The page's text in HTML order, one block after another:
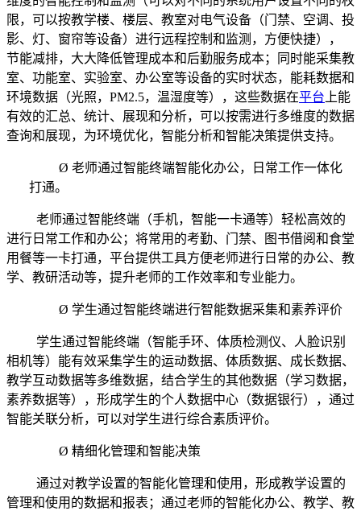
限，可以按教学楼、楼层、教室对电气设备（门禁、空调、投
影、灯、窗帘等设备）进行远程控制和监测，方便快捷），
节能减排，大大降低管理成本和后勤服务成本；同时能采集教
室、功能室、实验室、办公室等设备的实时状态，能耗数据和
环境数据（光照，PM2.5，温湿度等），这些数据在平台 上能
有效的汇总、统计、展现和分析，可以按需进行多维度的数据
查询和展现，为环境优化，智能分析和智能决策提供支持。
Ø 老师通过智能终端智能化办公，日常工作一体化
打通。
老师通过智能终端（手机，智能一卡通等）轻松高效的
进行日常工作和办公；将常用的考勤、门禁、图书借阅和食堂
用餐等一卡打通，平台提供工具方便老师进行日常的办公、教
学、教研活动等，提升老师的工作效率和专业能力。
Ø 学生通过智能终端进行智能数据采集和素养评价
学生通过智能终端（智能手环、体质检测仪、人脸识别
相机等）能有效采集学生的运动数据、体质数据、成长数据、
教学互动数据等多维数据，结合学生的其他数据（学习数据，
素养数据等），形成学生的个人数据中心（数据银行），通过
智能关联分析，可以对学生进行综合素质评价。
Ø 精细化管理和智能决策
通过对教学设置的智能化管理和使用，形成教学设置的
管理和使用的数据和报表；通过老师的智能化办公、教学、教